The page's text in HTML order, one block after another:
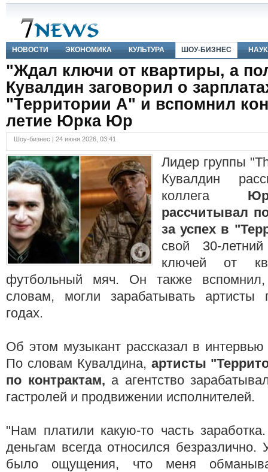
НОВОСТИ ЭКОНОМИКА КУЛЬТУРА ШОУ-БИЗНЕС
"Ждал ключи от квартиры, а
Кувалдин заговорил о
"Территории А" и вспомнил
летие Юрка Юр
Шоу-бизнес | 24 июня 2026, 03:41
Лидер группы
Кувалдин
коллега
рассчитывал
за успех в
свой 30-
ключей от
футбольный мяч. Он также
словам, могли зарабатывать артисты
годах.
Об этом музыкант рассказал в
По словам Кувалдина, артисты
по контрактам, а агентство
гастролей и продвижении исполнителей.
"Нам платили какую-то часть
деньгам всегда относился безразлично.
было ощущения, что меня